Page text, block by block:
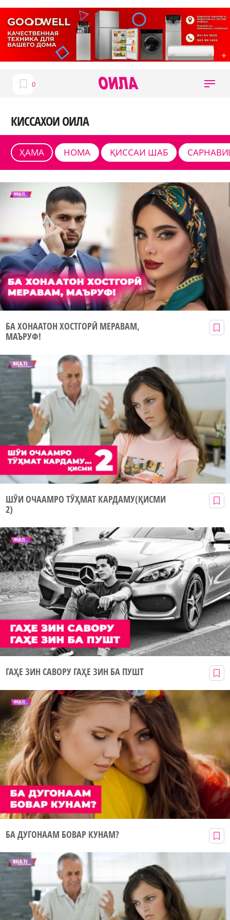
КИССАХОИ ОИЛА
ҲАМА НОМА ҚИССАИ ШАБ
БА ХОНААТОН ХОСТГОРӢ МЕРАВАМ,
МАЪРУФ!
ШӮИ ОЧААМРО ТӮҲМАТ КАРДАМУ(ҚИСМИ
2)
ГАҲЕ ЗИН САВОРУ ГАҲЕ ЗИН БА ПУШТ
БА ДУГОНААМ БОВАР КУНАМ?